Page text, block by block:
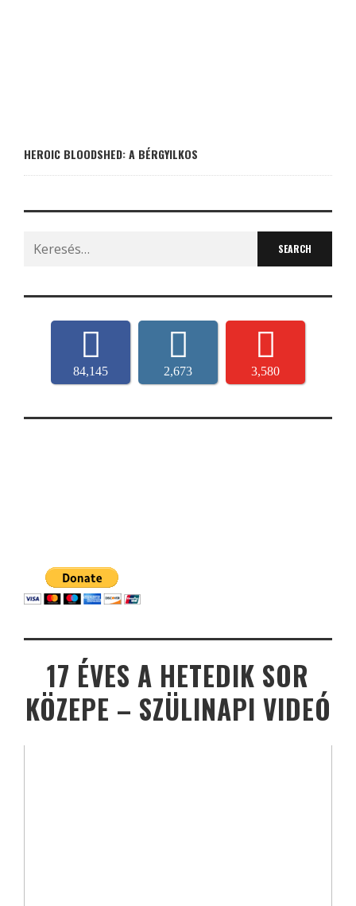
HEROIC BLOODSHED: A BÉRGYILKOS
Search
for:
84,145 2,673 3,580
17 ÉVES A HETEDIK SOR
KÖZEPE – SZÜLINAPI VIDEÓ